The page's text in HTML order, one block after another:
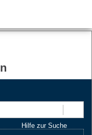
Hilfe zur Suche